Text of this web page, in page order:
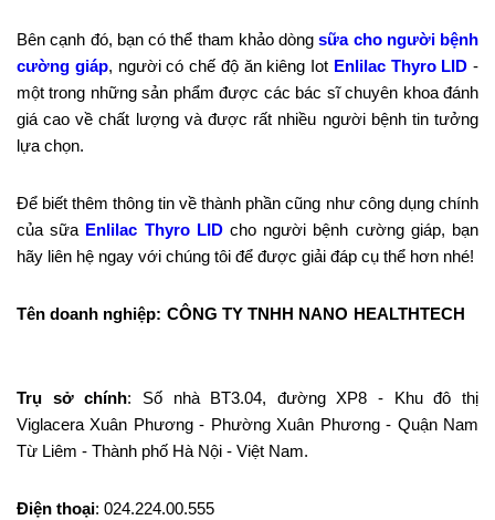
Bên cạnh đó, bạn có thể tham khảo dòngsữa cho người bệnh
cường giáp, người có chế độ ăn kiêng Iot Enlilac Thyro LID -
một trong những sản phẩm được các bác sĩ chuyên khoa đánh
giá cao về chất lượng và được rất nhiều người bệnh tin tưởng
lựa chọn.
Để biết thêm thông tin về thành phần cũng như công dụng chính
của sữa Enlilac Thyro LIDcho người bệnh cường giáp, bạn
hãy liên hệ ngay với chúng tôi để được giải đáp cụ thể hơn nhé!
Tên doanh nghiệp: CÔNG TY TNHH NANO HEALTHTECH
Trụ sở chính: Số nhà BT3.04, đường XP8 - Khu đô thị
Viglacera Xuân Phương - Phường Xuân Phương - Quận Nam
Từ Liêm - Thành phố Hà Nội - Việt Nam.
Điện thoại: 024.224.00.555